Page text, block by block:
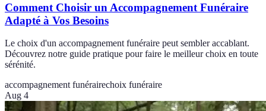
Comment Choisir un Accompagnement Funéraire
Adapté à Vos Besoins
Le choix d'un accompagnement funéraire peut sembler accablant.
Découvrez notre guide pratique pour faire le meilleur choix en toute
sérénité.
accompagnement funérairechoix funéraire
Aug 4